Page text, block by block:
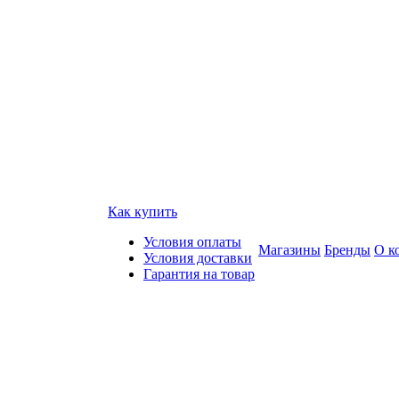
Как купить
Условия оплаты
Условия доставки
Гарантия на товар
Магазины Бренды О